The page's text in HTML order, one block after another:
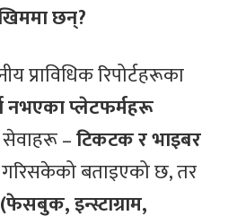
छन्?
प्राविधिक रिपोर्टहरूका
नभएका प्लेटफर्महरू
–टिकटक र भाइबर
गरिसकेको बताइएको छ, तर
इन्स्टाग्राम,